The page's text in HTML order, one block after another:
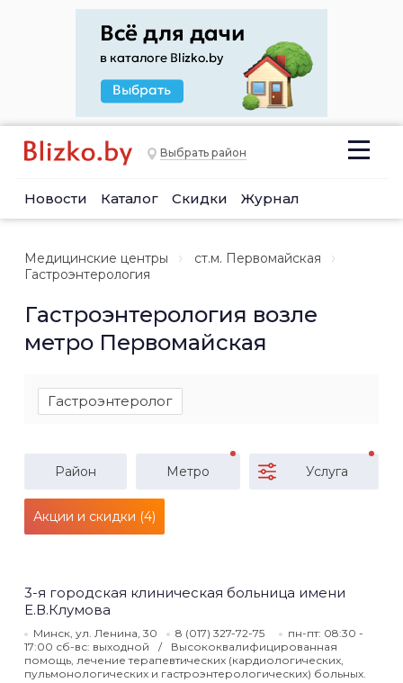
Выбрать район
Новости Каталог Скидки Журнал
Медицинские центры
ст.м. Первомайская
Гастроэнтерология
Гастроэнтерология возле
метро Первомайская
Гастроэнтеролог
Район Метро Услуга
Акции и скидки (4)
3-я городская клиническая больница имени
Е.В.Клумова
Минск, ул. Ленина, 30 8 (017) 327-72-75
пн-пт: 08:30 -
17:00 сб-вс: выходной
Высококвалифицированная
помощь, лечение терапевтических (кардиологических,
пульмонологических и гастроэнтерологических) больных.